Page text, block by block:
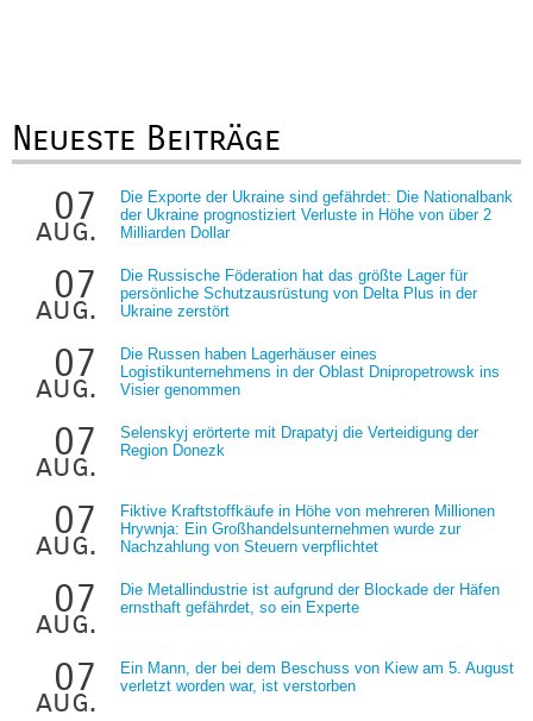
Neueste Beiträge
07
aug.
Die Exporte der Ukraine sind gefährdet: Die Nationalbank
der Ukraine prognostiziert Verluste in Höhe von über 2
Milliarden Dollar
07
aug.
Die Russische Föderation hat das größte Lager für
persönliche Schutzausrüstung von Delta Plus in der
Ukraine zerstört
07
aug.
Die Russen haben Lagerhäuser eines
Logistikunternehmens in der Oblast Dnipropetrowsk ins
Visier genommen
07
aug.
Selenskyj erörterte mit Drapatyj die Verteidigung der
Region Donezk
07
aug.
Fiktive Kraftstoffkäufe in Höhe von mehreren Millionen
Hrywnja: Ein Großhandelsunternehmen wurde zur
Nachzahlung von Steuern verpflichtet
07
aug.
Die Metallindustrie ist aufgrund der Blockade der Häfen
ernsthaft gefährdet, so ein Experte
07
aug.
Ein Mann, der bei dem Beschuss von Kiew am 5. August
verletzt worden war, ist verstorben